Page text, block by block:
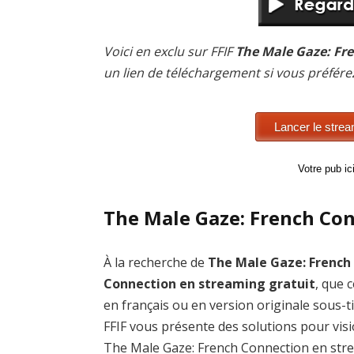
Voici en exclu sur FFIFThe Male Gaze:
un lien de téléchargement si vous
Votre pub
The Male Gaze: French
À la recherche de The Male Gaze: French
Connection en streaming gratuit, que
en français ou en version originale sous-
FFIF vous présente des solutions pour
The Male Gaze: French Connection en